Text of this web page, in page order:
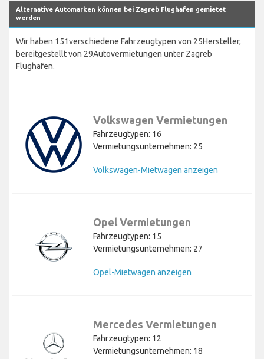
Alternative Automarken können bei Zagreb Flughafen gemietet
werden
Wir haben 151verschiedene Fahrzeugtypen von 25Hersteller,
bereitgestellt von 29Autovermietungen unter Zagreb
Flughafen.
Volkswagen Vermietungen
Fahrzeugtypen: 16
Vermietungsunternehmen: 25
Volkswagen-Mietwagen anzeigen
Opel Vermietungen
Fahrzeugtypen: 15
Vermietungsunternehmen: 27
Opel-Mietwagen anzeigen
Mercedes Vermietungen
Fahrzeugtypen: 12
Vermietungsunternehmen: 18